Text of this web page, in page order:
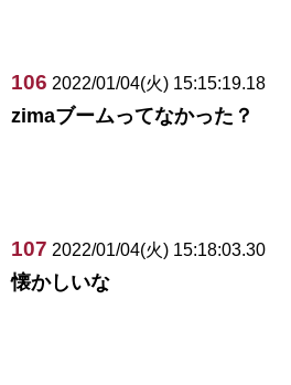
106 2022/01/04(火) 15:15:19.18
zimaブームってなかった？
107 2022/01/04(火) 15:18:03.30
懐かしいな